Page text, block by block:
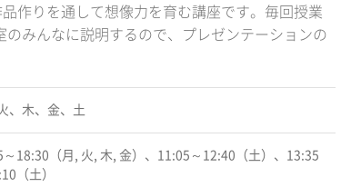
作りを通して想像力を育む講座です。毎回授業
のみんなに説明するので、プレゼンテーションの
、木、金、土
～18:30（月, 火, 木, 金）、11:05～12:40（土）、13:35
（土）